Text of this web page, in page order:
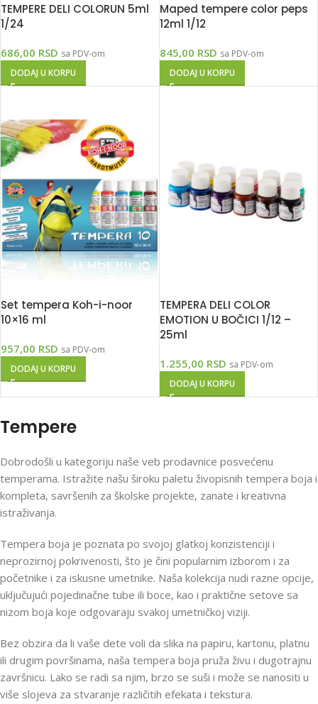
TEMPERE DELI COLORUN 5ml
1/24
686,00 RSD sa PDV-om
DODAJ U KORPU
Maped tempere color peps
12ml 1/12
845,00 RSD sa PDV-om
DODAJ U KORPU
Set tempera Koh-i-noor
10×16 ml
957,00 RSD sa PDV-om
DODAJ U KORPU
TEMPERA DELI COLOR
EMOTION U BOČICI 1/12 –
25ml
1.255,00 RSD sa PDV-om
DODAJ U KORPU
Tempere
Dobrodošli u kategoriju naše veb prodavnice posvećenu
temperama. Istražite našu široku paletu živopisnih tempera boja i
kompleta, savršenih za školske projekte, zanate i kreativna
istraživanja.
Tempera boja je poznata po svojoj glatkoj konzistenciji i
neprozirnoj pokrivenosti, što je čini popularnim izborom i za
početnike i za iskusne umetnike. Naša kolekcija nudi razne opcije,
uključujući pojedinačne tube ili boce, kao i praktične setove sa
nizom boja koje odgovaraju svakoj umetničkoj viziji.
Bez obzira da li vaše dete voli da slika na papiru, kartonu, platnu
ili drugim površinama, naša tempera boja pruža živu i dugotrajnu
završnicu. Lako se radi sa njim, brzo se suši i može se nanositi u
više slojeva za stvaranje različitih efekata i tekstura.